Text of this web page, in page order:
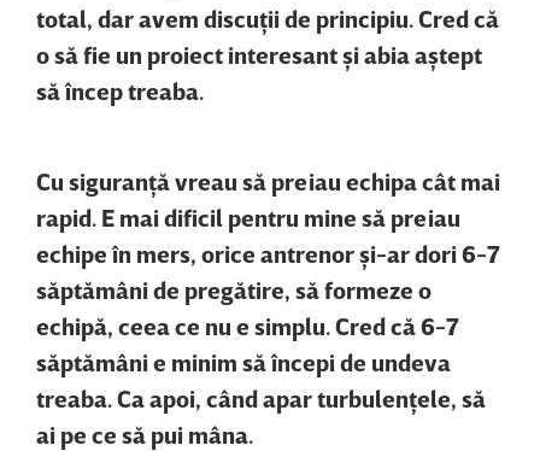
total, dar avem discuţii de principiu. Cred că
o să fie un proiect interesant şi abia aştept
să încep treaba.
Cu siguranţă vreau să preiau echipa cât mai
rapid. E mai dificil pentru mine să preiau
echipe în mers, orice antrenor şi-ar dori 6-7
săptămâni de pregătire, să formeze o
echipă, ceea ce nu e simplu. Cred că 6-7
săptămâni e minim să începi de undeva
treaba. Ca apoi, când apar turbulenţele, să
ai pe ce să pui mâna.